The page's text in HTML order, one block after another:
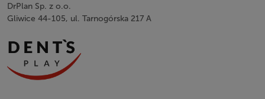
DrPlan Sp. z o.o.
Gliwice 44-105, ul. Tarnogórska 217 A